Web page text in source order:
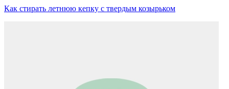
Как стирать летнюю кепку с твердым козырьком